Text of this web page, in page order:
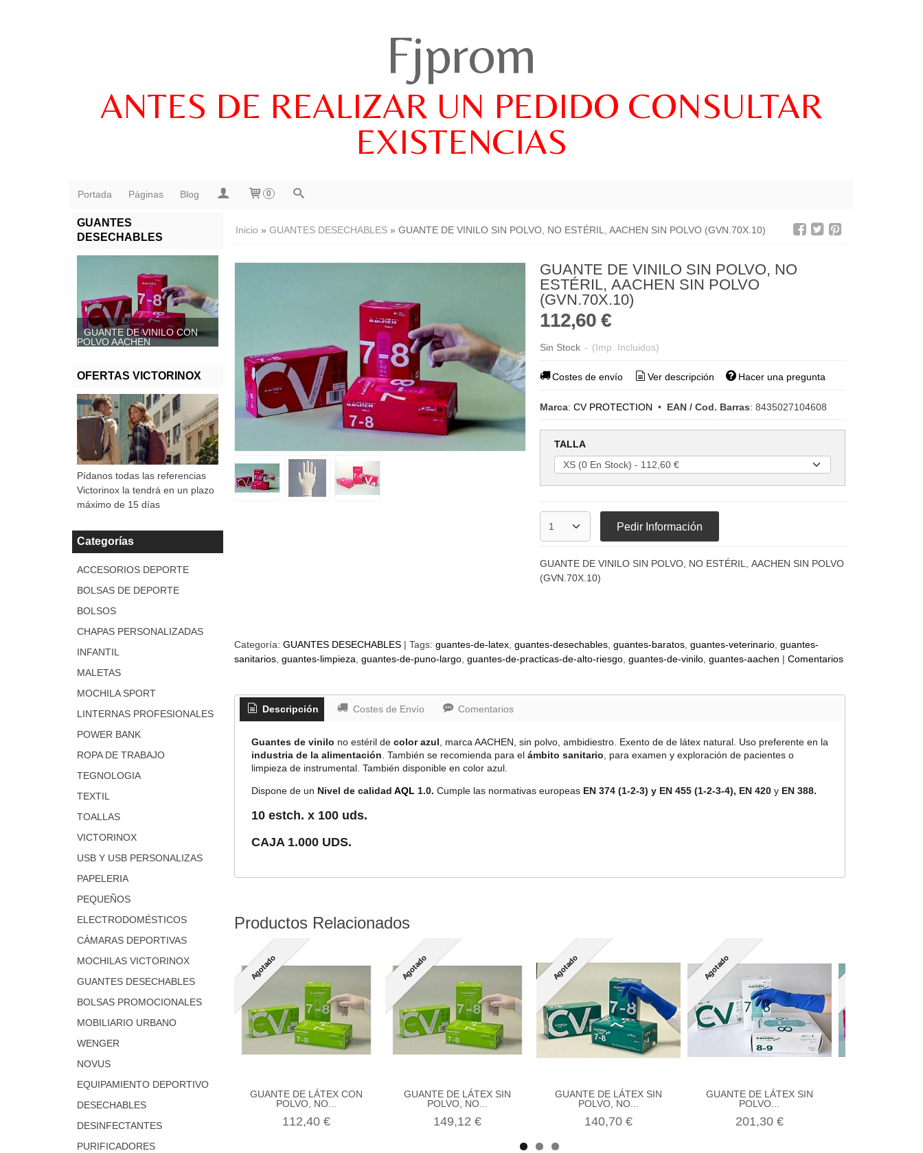
Fjprom
ANTES DE REALIZAR UN PEDIDO CONSULTAR
EXISTENCIAS
Portada Páginas Blog 0
GUANTES
DESECHABLES
GUANTE DE VINILO CON
POLVO AACHEN
GUANTE DE VINILO SIN
POLVO, AACHEN
OFERTAS VICTORINOX
Pídanos todas las referencias
Victorinox la tendrá en un plazo
máximo de 15 días
Categorías
ACCESORIOS DEPORTE
BOLSAS DE DEPORTE
BOLSOS
CHAPAS PERSONALIZADAS
INFANTIL
MALETAS
MOCHILA SPORT
LINTERNAS PROFESIONALES
POWER BANK
ROPA DE TRABAJO
TEGNOLOGIA
TEXTIL
TOALLAS
VICTORINOX
USB Y USB PERSONALIZAS
PAPELERIA
PEQUEÑOS
ELECTRODOMÉSTICOS
CÁMARAS DEPORTIVAS
MOCHILAS VICTORINOX
GUANTES DESECHABLES
BOLSAS PROMOCIONALES
MOBILIARIO URBANO
WENGER
NOVUS
EQUIPAMIENTO DEPORTIVO
DESECHABLES
DESINFECTANTES
PURIFICADORES
Inicio » GUANTES DESECHABLES» GUANTE DE VINILO SIN POLVO, NO ESTÉRIL, AACHEN SIN POLVO (GVN.70X.10)
GUANTE DE VINILO SIN POLVO, NO
ESTÉRIL, AACHEN SIN POLVO
(GVN.70X.10)
112,60 €
Sin Stock - (Imp. Incluidos)
Costes de envío Ver descripción Hacer una pregunta
Marca: CV PROTECTION • EAN / Cod. Barras: 8435027104608
TALLA
Pedir Información
GUANTE DE VINILO SIN POLVO, NO ESTÉRIL, AACHEN SIN POLVO
(GVN.70X.10)
Categoría: GUANTES DESECHABLES| Tags: guantes-de-latex guantes-desechables guantes-baratos guantes-veterinario guantes-
sanitarios guantes-limpieza guantes-de-puno-largo guantes-de-practicas-de-alto-riesgo guantes-de-vinilo guantes-aachen | Comentarios
Descripción Costes de Envío Comentarios
Guantes de vinilo no estéril de color azul , marca AACHEN, sin polvo, ambidiestro. Exento de de látex natural. Uso preferente en la
industria de la alimentación . También se recomienda para el ámbito sanitario , para examen y exploración de pacientes o
limpieza de instrumental. También disponible en color azul.
Dispone de un Nivel de calidad AQL 1.0. Cumple las normativas europeas EN 374 (1-2-3) y EN 455 (1-2-3-4), EN 420 yEN 388.
10 estch. x 100 uds.
CAJA 1.000 UDS.
Productos Relacionados
Agotado
GUANTE DE LÁTEX CON
POLVO, NO...
112,40 €
Agotado
GUANTE DE LÁTEX SIN
POLVO, NO...
149,12 €
Agotado
GUANTE DE LÁTEX SIN
POLVO, NO...
140,70 €
Agotado
GUANTE DE LÁTEX SIN
POLVO...
201,30 €